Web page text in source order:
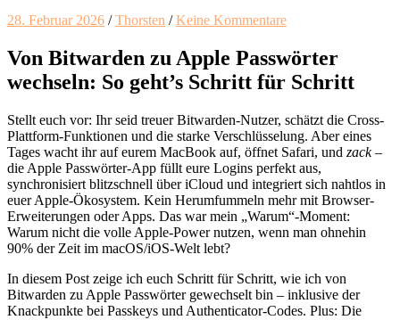
28. Februar 2026 /Thorsten /Keine Kommentare
Von Bitwarden zu Apple Passwörter
wechseln: So geht’s Schritt für Schritt
Stellt euch vor: Ihr seid treuer Bitwarden-Nutzer, schätzt die Cross-
Plattform-Funktionen und die starke Verschlüsselung. Aber eines
Tages wacht ihr auf eurem MacBook auf, öffnet Safari, und zack–
die Apple Passwörter-App füllt eure Logins perfekt aus,
synchronisiert blitzschnell über iCloud und integriert sich nahtlos in
euer Apple-Ökosystem. Kein Herumfummeln mehr mit Browser-
Erweiterungen oder Apps. Das war mein „Warum“-Moment:
Warum nicht die volle Apple-Power nutzen, wenn man ohnehin
90% der Zeit im macOS/iOS-Welt lebt?
In diesem Post zeige ich euch Schritt für Schritt, wie ich von
Bitwarden zu Apple Passwörter gewechselt bin – inklusive der
Knackpunkte bei Passkeys und Authenticator-Codes. Plus: Die